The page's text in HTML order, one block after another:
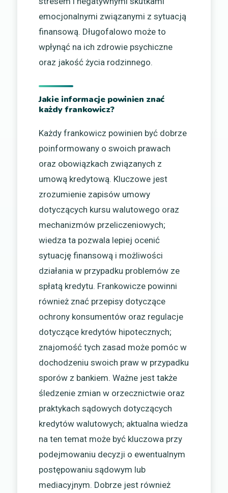
emocjonalnymi związanymi z sytuacją
finansową. Długofalowo może to
wpłynąć na ich zdrowie psychiczne
oraz jakość życia rodzinnego.
Jakie informacje powinien znać
każdy frankowicz?
Każdy frankowicz powinien być dobrze
poinformowany o swoich prawach
oraz obowiązkach związanych z
umową kredytową. Kluczowe jest
zrozumienie zapisów umowy
dotyczących kursu walutowego oraz
mechanizmów przeliczeniowych;
wiedza ta pozwala lepiej ocenić
sytuację finansową i możliwości
działania w przypadku problemów ze
spłatą kredytu. Frankowicze powinni
również znać przepisy dotyczące
ochrony konsumentów oraz regulacje
dotyczące kredytów hipotecznych;
znajomość tych zasad może pomóc w
dochodzeniu swoich praw w przypadku
sporów z bankiem. Ważne jest także
śledzenie zmian w orzecznictwie oraz
praktykach sądowych dotyczących
kredytów walutowych; aktualna wiedza
na ten temat może być kluczowa przy
podejmowaniu decyzji o ewentualnym
postępowaniu sądowym lub
mediacyjnym. Dobrze jest również